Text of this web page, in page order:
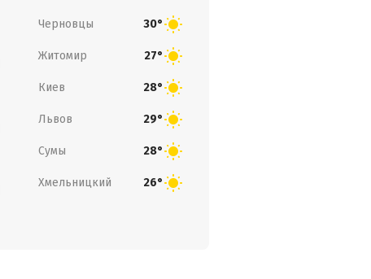
Черновцы 30°
Житомир 27°
Киев 28°
Львов 29°
Сумы 28°
Хмельницкий 26°